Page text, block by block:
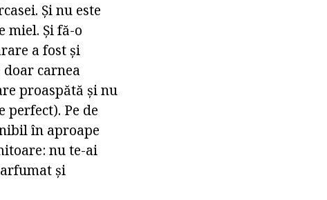
Și nu este
miel. Și fă-o
a fost și
carnea
proaspătă și nu
perfect). Pe de
în aproape
nu te-ai
și